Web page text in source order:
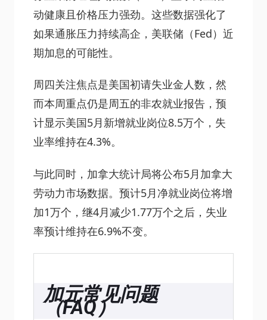
动健康且价格压力强劲。这些数据强化了
如果通胀压力持续高企，美联储（Fed）近
期加息的可能性。
周四关注焦点是美国初请失业金人数，然
而本周重点仍是周五的非农就业报告，预
计显示美国5月新增就业岗位8.5万个，失
业率维持在4.3%。
与此同时，加拿大统计局将公布5月加拿大
劳动力市场数据。预计5月净就业岗位将增
加1万个，继4月减少1.77万个之后，失业
率预计维持在6.9%不变。
加元常见问题
（FAQ）